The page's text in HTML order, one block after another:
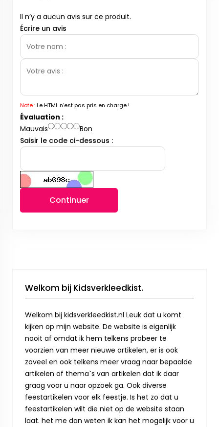
Il n’y a aucun avis sur ce produit.
Écrire un avis
Note :Le HTML n’est pas pris en charge !
Évaluation :
Mauvais
Bon
Saisir le code ci-dessous :
Continuer
Welkom bij Kidsverkleedkist.
Welkom bij kidsverkleedkist.nl Leuk dat u komt
kijken op mijn website. De website is eigenlijk
nooit af omdat ik hem telkens probeer te
voorzien van meer nieuwe artikelen, er is ook
zoveel en ook telkens meer vraag naar bepaalde
artikelen of thema`s van artikelen dat ik daar
graag voor u naar opzoek ga. Ook diverse
feestartikelen voor elk feestje. Is het zo dat u
feestartikelen wilt die niet op de website staan
laat. het me dan weten ik kan het mogelijk voor u